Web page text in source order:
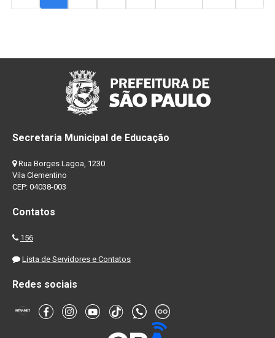
Secretaria Municipal de Educação
Rua Borges Lagoa, 1230
Vila Clementino
CEP: 04038-003
Contatos
156
Lista de Servidores e Contatos
Redes sociais